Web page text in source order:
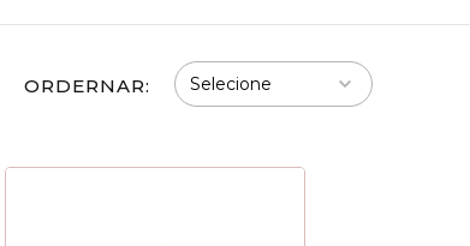
ORDERNAR: